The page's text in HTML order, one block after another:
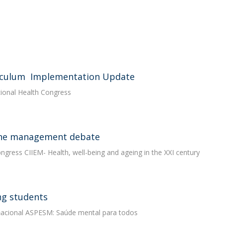
 Implementation Update
Health Congress
management debate
CIIEM- Health, well-being and ageing in the XXI century
students
ASPESM: Saúde mental para todos